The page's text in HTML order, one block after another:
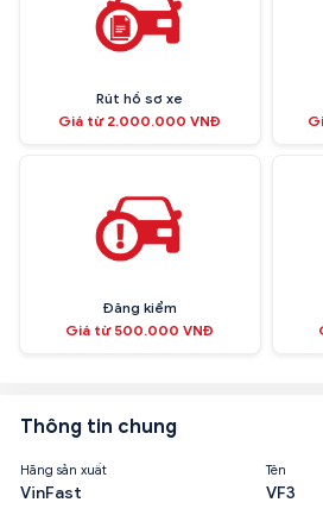
Rút hồ sơ xe
Giá từ 2.000.000 VNĐ
Đăng kiểm
Giá từ 500.000 VNĐ
Thông tin chung
Hãng sản xuất
VinFast
Tên
VF3